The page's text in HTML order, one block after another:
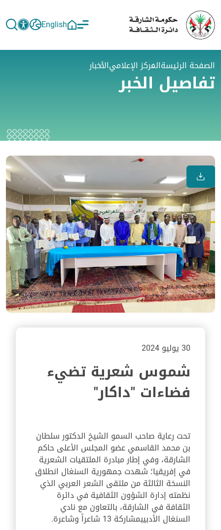
English
الصفحة الرئيسةالمركز الإعلاميالأخبار
تفاصيل الخبر
30 يوليو 2024
شموس شعرية تضيء
فضاءات "داكار"
تحت رعاية صاحب السمو الشيخ الدكتور سلطان
بن محمد القاسمي عضو المجلس الأعلى حاكم
الشارقة، وفي إطار مبادرة الملتقيات الشعرية
في إفريقيا؛ شهدت جمهورية السنغال انطلاق
النسخة الثالثة من ملتقى الشعر العربي الذي
نظمته إدارة الشؤون الثقافية في دائرة
الثقافة في الشارقة، بالتعاون مع نادي
السنغال الأدبيبمشاركة 13 شاعراً وشاعرة.